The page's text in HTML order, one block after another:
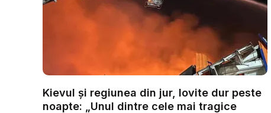
Kievul și regiunea din jur, lovite dur peste
noapte: „Unul dintre cele mai tragice